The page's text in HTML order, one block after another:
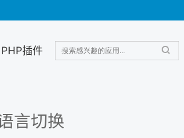
PHP插件
言切换